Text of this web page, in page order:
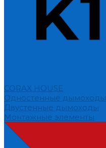
CORAX HOUSE
Одностенные дымоходы
Двустенные дымоходы
Монтажные элементы